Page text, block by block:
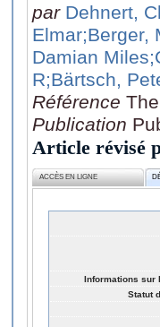
par Dehnert,
Elmar;Berger,
Damian Miles
R;Bärtsch,
Référence
Publication
Article révisé
ACCÈS EN LIGNE
Informations sur
Statut